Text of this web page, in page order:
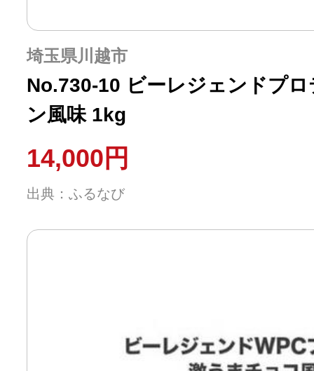
埼玉県川越市
No.730-10 ビーレジェンドプ
ン風味 1kg
14,000円
出典：ふるなび